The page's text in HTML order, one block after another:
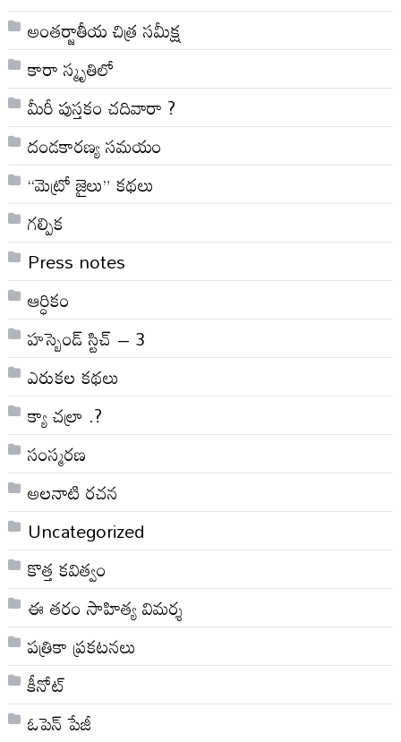
అంతర్జాతీయ చిత్ర సమీక్ష
కారా స్మృతిలో
మీరీ పుస్తకం చదివారా ?
దండకారణ్య సమయం
“మెట్రో జైలు” కథలు
గల్పిక
Press notes
ఆర్ధికం
హస్బెండ్ స్టిచ్ – 3
ఎరుకల కథలు
క్యా చల్రా .?
సంస్మరణ
అలనాటి రచన
Uncategorized
కొత్త కవిత్వం
ఈ తరం సాహిత్య విమర్శ
పత్రికా ప్రకటనలు
కీనోట్
ఓపెన్ పేజీ